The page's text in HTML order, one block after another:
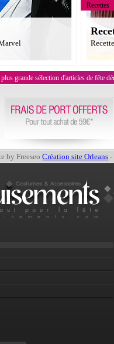
Recettes
grande sélection d'articles de fête
by FreeseoCréation site Orleans -